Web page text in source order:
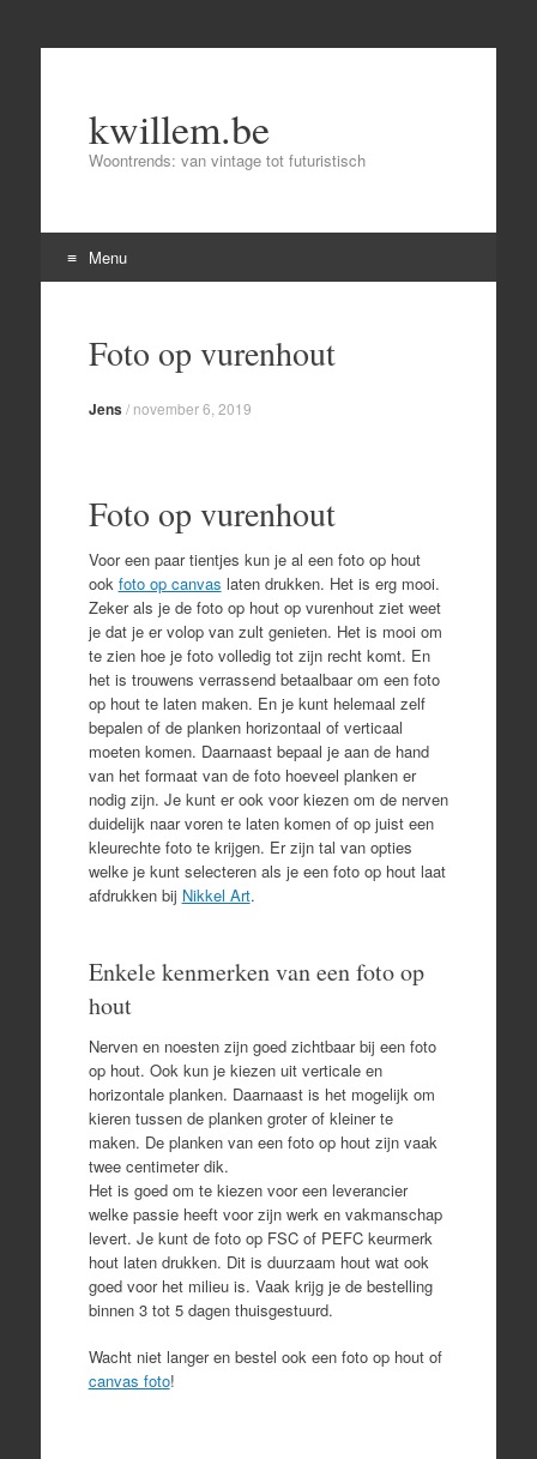
kwillem.be
Woontrends: van vintage tot futuristisch
Menu
contentFoto op vurenhout
Jens/ november 6, 2019
Foto op vurenhout
Voor een paar tientjes kun je al een foto op hout
ook foto op canvas laten drukken. Het is erg mooi.
Zeker als je de foto op hout op vurenhout ziet weet
je dat je er volop van zult genieten. Het is mooi om
te zien hoe je foto volledig tot zijn recht komt. En
het is trouwens verrassend betaalbaar om een foto
op hout te laten maken. En je kunt helemaal zelf
bepalen of de planken horizontaal of verticaal
moeten komen. Daarnaast bepaal je aan de hand
van het formaat van de foto hoeveel planken er
nodig zijn. Je kunt er ook voor kiezen om de nerven
duidelijk naar voren te laten komen of op juist een
kleurechte foto te krijgen. Er zijn tal van opties
welke je kunt selecteren als je een foto op hout laat
afdrukken bij Nikkel Art.
Enkele kenmerken van een foto op
hout
Nerven en noesten zijn goed zichtbaar bij een foto
op hout. Ook kun je kiezen uit verticale en
horizontale planken. Daarnaast is het mogelijk om
kieren tussen de planken groter of kleiner te
maken. De planken van een foto op hout zijn vaak
twee centimeter dik.
Het is goed om te kiezen voor een leverancier
welke passie heeft voor zijn werk en vakmanschap
levert. Je kunt de foto op FSC of PEFC keurmerk
hout laten drukken. Dit is duurzaam hout wat ook
goed voor het milieu is. Vaak krijg je de bestelling
binnen 3 tot 5 dagen thuisgestuurd.
Wacht niet langer en bestel ook een foto op hout of
canvas foto!